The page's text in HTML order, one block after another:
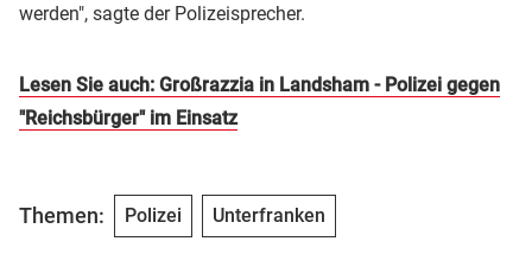
werden", sagte der Polizeisprecher.
Lesen Sie auch: Großrazzia in Landsham - Polizei gegen
"Reichsbürger" im Einsatz
Themen: Polizei Unterfranken